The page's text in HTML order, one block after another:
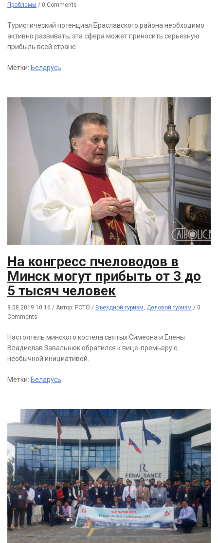
Проблемы / 0 Comments
Туристический потенциал Браславского района необходимо
активно развивать, эта сфера может приносить серьезную
прибыль всей стране.
Метки: Беларусь
На конгресс пчеловодов в
Минск могут прибыть от 3 до
5 тысяч человек
8.08.2019 10:16 / Автор: РСТО / Въездной туризм Деловой туризм / 0
Comments
Настоятель минского костела святых Симеона и Елены
Владислав Завальнюк обратился к вице-премьеру с
необычной инициативой.
Метки: Беларусь